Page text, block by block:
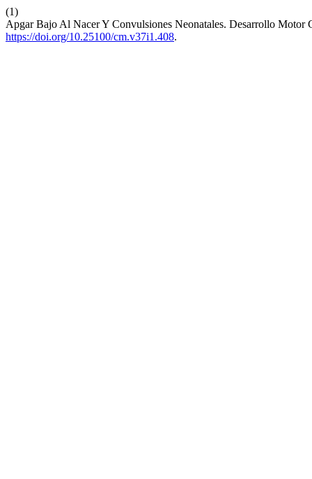
(1)
Apgar Bajo Al Nacer Y Convulsiones Neonatales. Desarrollo
https://doi.org/10.25100/cm.v37i1.408.